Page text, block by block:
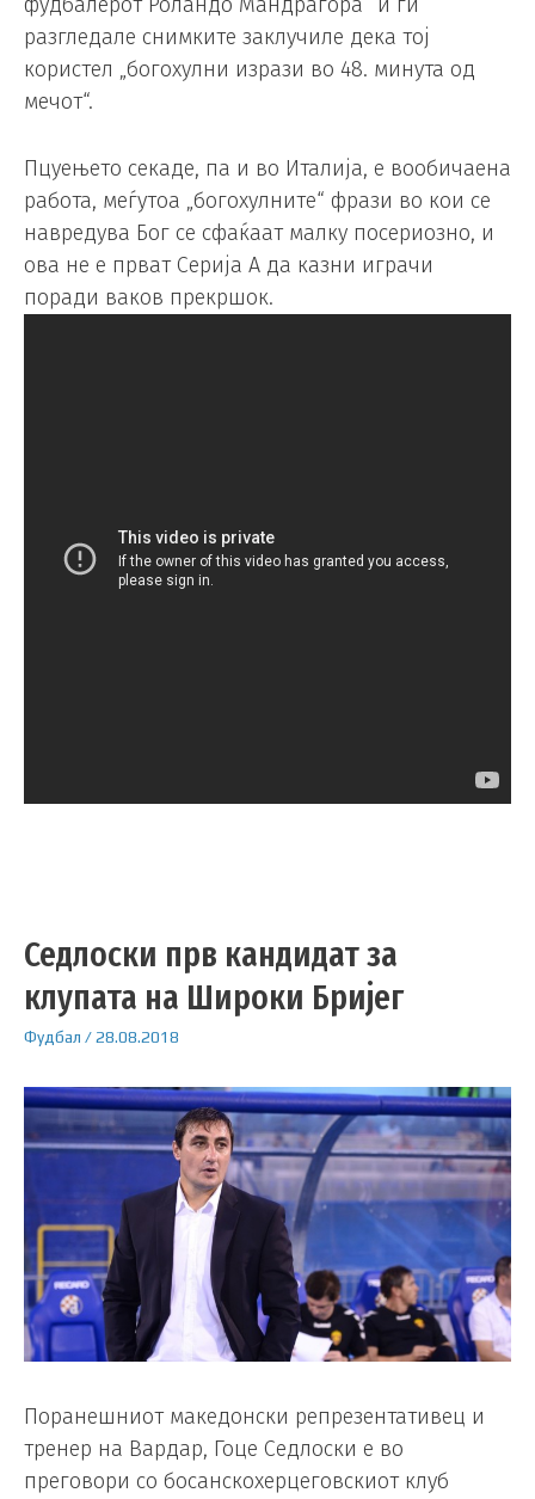
разгледале снимките заклучиле дека тој
користел „богохулни изрази во 48. минута од
мечот“.
Пцуењето секаде, па и во Италија, е вообичаена
работа, меѓутоа „богохулните“ фрази во кои се
навредува Бог се сфаќаат малку посериозно, и
ова не е прват Серија А да казни играчи
поради ваков прекршок.
Седлоски прв кандидат за
клупата на Широки Бријег
Фудбал /28.08.2018
Поранешниот македонски репрезентативец и
тренер на Вардар, Гоце Седлоски е во
преговори со босанскохерцеговскиот клуб